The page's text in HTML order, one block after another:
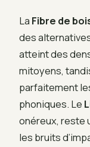
La Fibre de
des
atteint des
mitoyens,
parfaitement
phoniques. Le
onéreux, reste
les bruits